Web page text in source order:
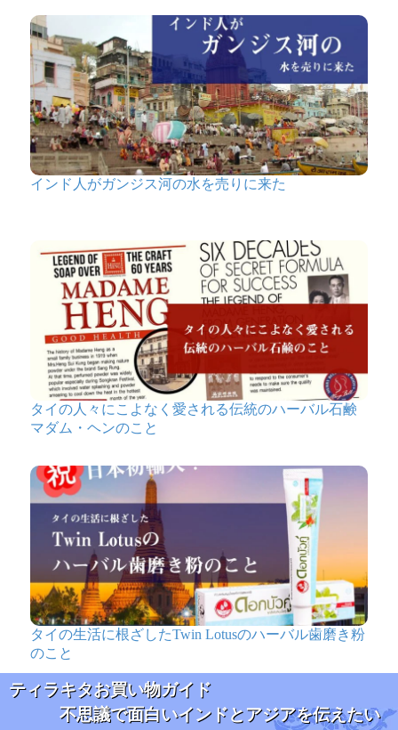
〔初めてのシーシャ
セット〕シーシャ
（水タバコ）赤【約
38.5cm】フレーバ
ー、炭、アルミホイ
ル、トング、説明書
付き
★★★ ★ ★
匿名希望
箱が頼んだのと違うから間違え
自室のインテリア兼で買ったので1番小さいのにしたん
ですが、思ったより大きくて、水も結構入りました。
全部セットで入ってるのは良かったんですけど、ジェル
はりんごで微妙、炭は専用の割に全然火がつかないしカ
ッターで筋入れても全然関係ないところで砕けるしでち
ょっとイマイチでした。
どいいくらいで気に入ったので☆4個です。かわいい。
〔初めてのシーシャ
セット〕シーシャ
（水タバコ）黒【約
38.5cm】フレーバ
ー、炭、アルミホイ
付き
★★★★★
むむ様
インド人がガンジス河の水を売りに来た
タイの人々にこよなく愛される伝統のハーバル石鹸
マダム・ヘンのこと
タイの生活に根ざしたTwin Lotusのハーバル歯磨き粉
のこと
ティラキタお買い物ガイド
不思議で面白いインドとアジアを伝えたい